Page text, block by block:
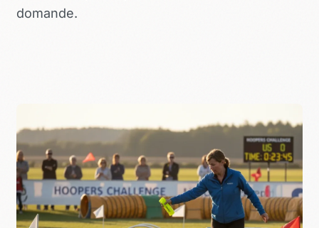
domande.